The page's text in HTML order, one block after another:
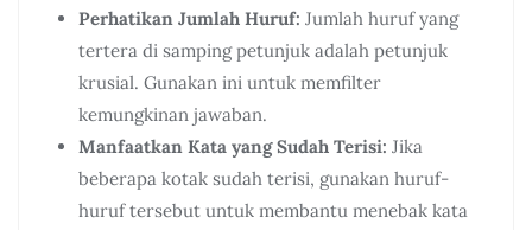
Perhatikan Jumlah Huruf: Jumlah huruf yang
tertera di samping petunjuk adalah petunjuk
krusial. Gunakan ini untuk memfilter
kemungkinan jawaban.
Manfaatkan Kata yang Sudah Terisi: Jika
beberapa kotak sudah terisi, gunakan huruf-
huruf tersebut untuk membantu menebak kata